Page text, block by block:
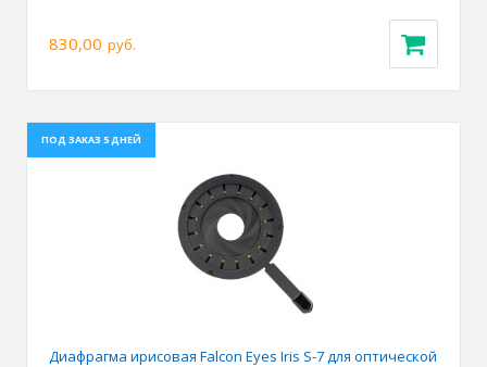
830,00 руб.
ПОД ЗАКАЗ 5 ДНЕЙ
Диафрагма ирисовая Falcon Eyes Iris S-7 для оптической